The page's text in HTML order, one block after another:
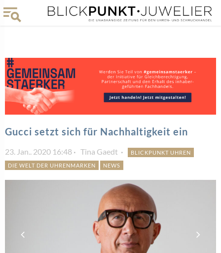
Gucci setzt sich für Nachhaltigkeit ein
23. Jan.. 2020 16:48 Tina Gaedt
BLICKPUNKT UHREN
DIE WELT DER UHRENMARKEN
NEWS